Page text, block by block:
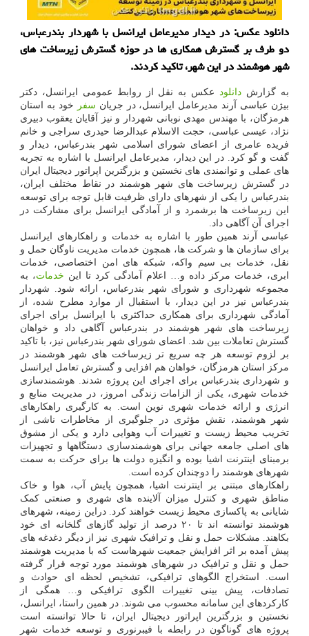
دانلود عکس: در دیدار مدیرعامل ایرانسل با شهردار بندرعباس،
دو طرف بر گسترش همکاری ها در حوزه گسترش زیرساخت های
شهر هوشمند در این شهر، تاکید کردند.
به گزارش دانلود
عکس به نقل از روابط عمومی ایرانسل، دکتر
بیژن عباسی آرند مدیرعامل ایرانسل، در جریان سفر
خود به استان
هرمزگان، با مهندس مهدی نوبانی شهردار و نیز آقایان یعقوب دبیری
نژاد، عیسی عباسی، حجت الاسلام عبدالرضا حیدری سراجی و خانم
فریده عامری از اعضای شورای اسلامی شهر بندرعباس، دیدار و
گفت و گو کرد. در این دیدار، مدیرعامل ایرانسل با اشاره به تجربه
های عملی و توانمندی های نخستین و بزرگترین اپراتور دیجیتال ایران
در گسترش زیرساخت های شهر هوشمند در نقاط مختلف ایران،
بندرعباس را یکی از شهرهای دارای ظرفیت قابل توجه برای توسعه
این زیرساخت ها برشمرد و از آمادگی ایرانسل برای مشارکت در
اجرای آن آگاهی داد.
عباسی آرند همین طور با اشاره به خدمات و راهکارهای ایرانسل
برای سازمان ها و شرکت ها، همچون خدمات مدیریت ناوگان حمل و
نقل، خدمات بی سیم واکه، شبکه های امن اختصاصی، خدمات
ابری، خدمات مرکز داده و… اعلام آمادگی کرد تا این خدمات، به
مجموعه شهرداری و شورای شهر بندرعباس، ارائه شود. شهردار
بندرعباس نیز در این دیدار، با استقبال از موارد مطرح شده، از
آمادگی شهرداری برای همکاری حداکثری با ایرانسل برای اجرای
زیرساخت های شهر هوشمند در بندرعباس آگاهی داد و خواهان
گسترش تعاملات بین شد. اعضای شورای شهر بندرعباس نیز، با تاکید
بر لزوم توسعه هر چه سریع تر زیرساخت های شهر هوشمند در
مرکز استان هرمزگان، خواهان هم افزایی و گسترش تعامل ایرانسل
و شهرداری بندرعباس برای اجرای این پروژه شدند. هوشمندسازی
خدمات شهری، یکی از الزامات زندگی امروز، در مدیریت منابع و
انرژی و ارائه خدمات شهری نوین است. به کارگیری راهکارهای
شهر هوشمند، نقش مؤثری در جلوگیری از مخاطرات ناشی از
تخریب محیط زیست و تغییرات آب وهوایی دارد و یکی از مشوق
های اصلی جامعه جهانی برای هوشمندسازی دستگاهها و تجهیزات
برمبنای اینترنت اشیا بوده و انگیزه دولت ها برای حرکت به سمت
شهرهای هوشمند را دوچندان کرده است.
راهکارهای مبتنی بر اینترنت اشیا، همچون پایش آب، هوا و خاک
مناطق شهری و کنترل میزان آلاینده های شهری و صنعتی کمک
شایانی به پاکسازی محیط زیست خواهند کرد. دراین زمینه، شهرهای
هوشمند توانسته اند تا ۲۰ درصد از تولید گازهای گلخانه ای خود
بکاهند. مشکلات حمل و نقل و ترافیک شهری نیز از دیگر دغدغه های
پیش آمده بر اثر افزایش جمعیت شهرهاست که با مدیریت هوشمند
حمل و نقل و ترافیک در شهرهای هوشمند مورد توجه قرار گرفته
است. استخراج الگوهای ترافیکی، تشخیص لحظه ای حوادث و
تصادفات، پیش بینی تغییرات الگوی ترافیکی و… همگی از
کارکردهای این سامانه محسوب می شوند. در همین راستا، ایرانسل،
نخستین و بزرگترین اپراتور دیجیتال ایران، تا حالا توانسته است
پروژه های گوناگون در رابطه با فیبرنوری و توسعه خدمات شهر